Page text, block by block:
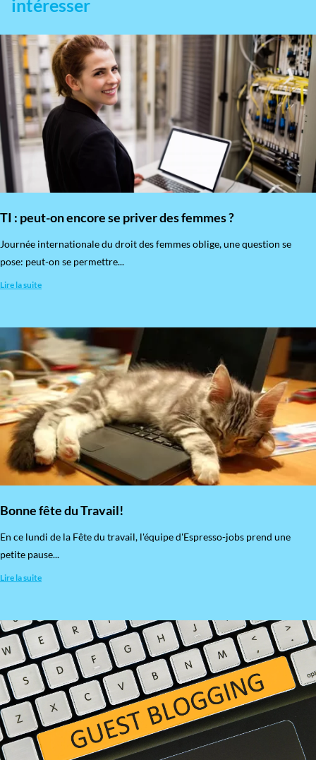
intéresser
TI : peut-on encore se priver des femmes ?
​Journée internationale du droit des femmes oblige, une question se
pose: peut-on se permettre...
Lire la suite
Bonne fête du Travail!
En ce lundi de la Fête du travail, l'équipe d'Espresso-jobs prend une
petite pause...
Lire la suite